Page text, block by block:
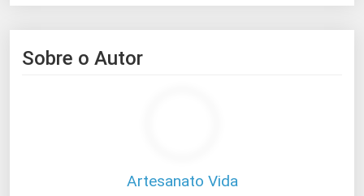
Sobre o Autor
Artesanato Vida